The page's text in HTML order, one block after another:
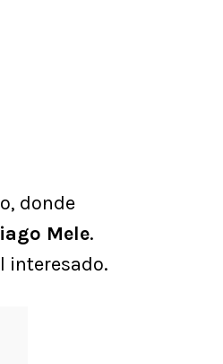
donde
Mele.
interesado.